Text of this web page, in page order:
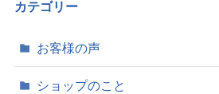
イ
カテゴリー
お客様の声
ショップのこと